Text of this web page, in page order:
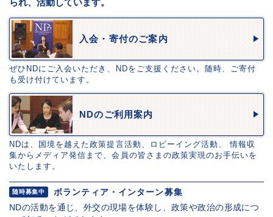
入会・寄付のご案内
ぜひNDにご入会いただき、NDをご支援ください。随時、ご寄付
も受け付けています。
NDのご利用案内
NDは、国境を越えた政策提言活動、ロビーイング活動、 情報収
集からメディア発信まで、会員の皆さまの政策実現のお手伝いを
いたします。
随時募集中
ボランティア・インターン募集
NDの活動を通じ、外交の現場を体験し、政策や政治の形成につ